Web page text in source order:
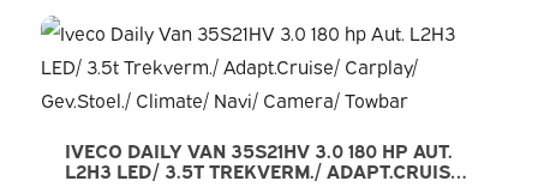
IVECO DAILY VAN 35S21HV 3.0 180 HP AUT.
L2H3 LED/ 3.5T TREKVERM./ ADAPT.CRUISE/